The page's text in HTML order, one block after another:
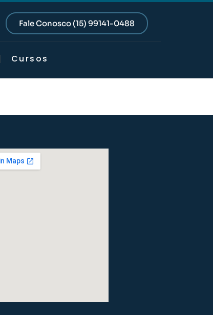
Fale Conosco (15) 99141-0488
Cursos